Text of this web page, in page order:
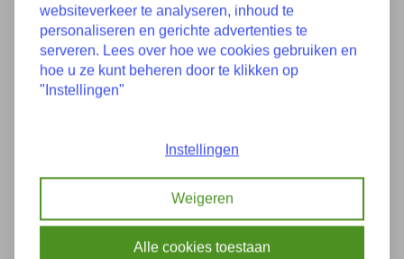
Zustand
Guter Zustand mit
Gebrauchsspuren
letzte Foto
Kilometer: 0
websiteverkeer te analyseren, inhoud te
personaliseren en gerichte advertenties te
serveren. Lees over hoe we cookies gebruiken en
hoe u ze kunt beheren door te klikken op
"Instellingen"
Instellingen
Weigeren
Alle cookies toestaan